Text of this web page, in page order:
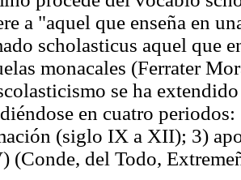
a "aquel que enseña en
scholasticus aquel que
monacales (Ferrater
se ha
en cuatro
(siglo IX a XII); 3)
(Conde, del Todo,